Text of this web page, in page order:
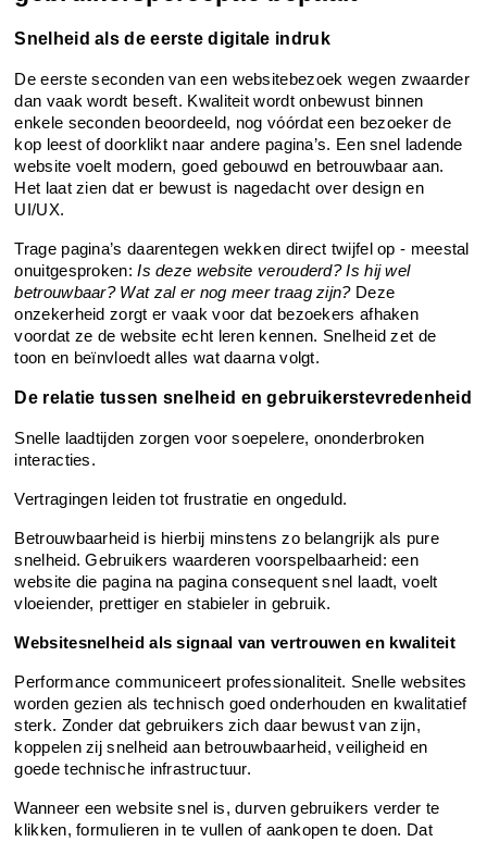
Snelheid als de eerste digitale indruk
De eerste seconden van een websitebezoek wegen zwaarder
dan vaak wordt beseft. Kwaliteit wordt onbewust binnen
enkele seconden beoordeeld, nog vóórdat een bezoeker de
kop leest of doorklikt naar andere pagina’s. Een snel ladende
website voelt modern, goed gebouwd en betrouwbaar aan.
Het laat zien dat er bewust is nagedacht over design en
UI/UX.
Trage pagina’s daarentegen wekken direct twijfel op - meestal
onuitgesproken: Is deze website verouderd? Is hij wel
betrouwbaar? Wat zal er nog meer traag zijn? Deze
onzekerheid zorgt er vaak voor dat bezoekers afhaken
voordat ze de website echt leren kennen. Snelheid zet de
toon en beïnvloedt alles wat daarna volgt.
De relatie tussen snelheid en gebruikerstevredenheid
Snelle laadtijden zorgen voor soepelere, ononderbroken
interacties.
Vertragingen leiden tot frustratie en ongeduld.
Betrouwbaarheid is hierbij minstens zo belangrijk als pure
snelheid. Gebruikers waarderen voorspelbaarheid: een
website die pagina na pagina consequent snel laadt, voelt
vloeiender, prettiger en stabieler in gebruik.
Websitesnelheid als signaal van vertrouwen en kwaliteit
Performance communiceert professionaliteit. Snelle websites
worden gezien als technisch goed onderhouden en kwalitatief
sterk. Zonder dat gebruikers zich daar bewust van zijn,
koppelen zij snelheid aan betrouwbaarheid, veiligheid en
goede technische infrastructuur.
Wanneer een website snel is, durven gebruikers verder te
klikken, formulieren in te vullen of aankopen te doen. Dat